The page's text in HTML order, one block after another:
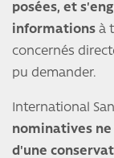
posées, et
informations à
concernés
pu demander.
International
nominatives
d'une